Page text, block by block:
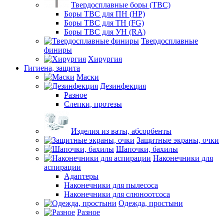
Твердосплавные боры (ТВС)
Боры ТВС для ПН (HP)
Боры ТВС для ТН (FG)
Боры ТВС для УН (RA)
Твердосплавные
финиры
Хирургия
Гигиена, защита
Маски
Дезинфекция
Разное
Слепки, протезы
Изделия из ваты, абсорбенты
Защитные экраны, очки
Шапочки, бахилы
Наконечники для
аспирации
Адаптеры
Наконечники для пылесоса
Наконечники для слюноотсоса
Одежда, простыни
Разное